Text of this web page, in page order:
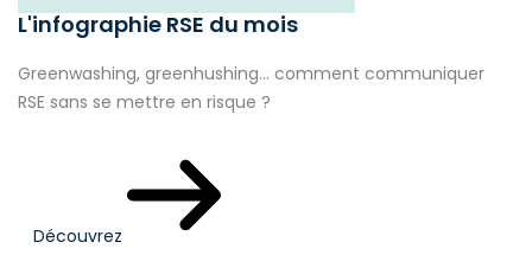
L'infographie RSE du mois
Greenwashing, greenhushing… comment communiquer
RSE sans se mettre en risque ?
Découvrez